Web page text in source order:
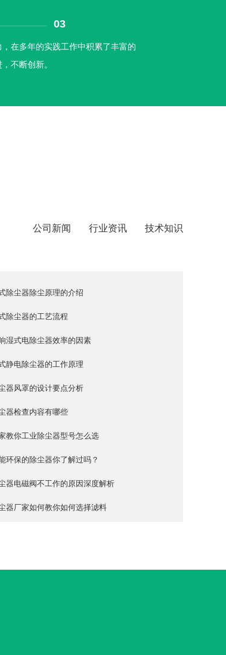
03
在多年的实践工作中积累了丰富的
不断创新。
公司新闻 行业资讯 技术知识
除尘器除尘原理的介绍
除尘器的工艺流程
湿式电除尘器效率的因素
静电除尘器的工作原理
器风罩的设计要点分析
器检查内容有哪些
教你工业除尘器型号怎么选
环保的除尘器你了解过吗？
器电磁阀不工作的原因深度解析
器厂家如何教你如何选择滤料